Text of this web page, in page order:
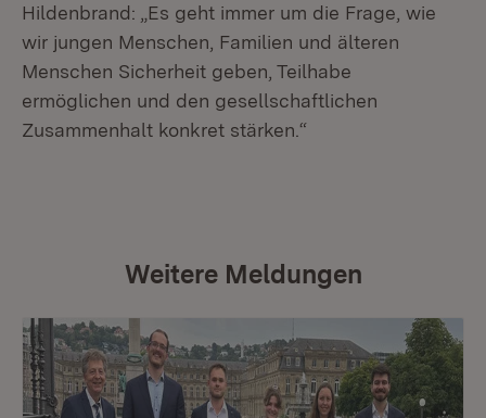
Hildenbrand: „Es geht immer um die Frage, wie
wir jungen Menschen, Familien und älteren
Menschen Sicherheit geben, Teilhabe
ermöglichen und den gesellschaftlichen
Zusammenhalt konkret stärken.“
Weitere Meldungen